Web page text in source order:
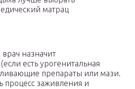
матрац
назначит
есть урогенитальная
препараты или мази.
процесс заживления и